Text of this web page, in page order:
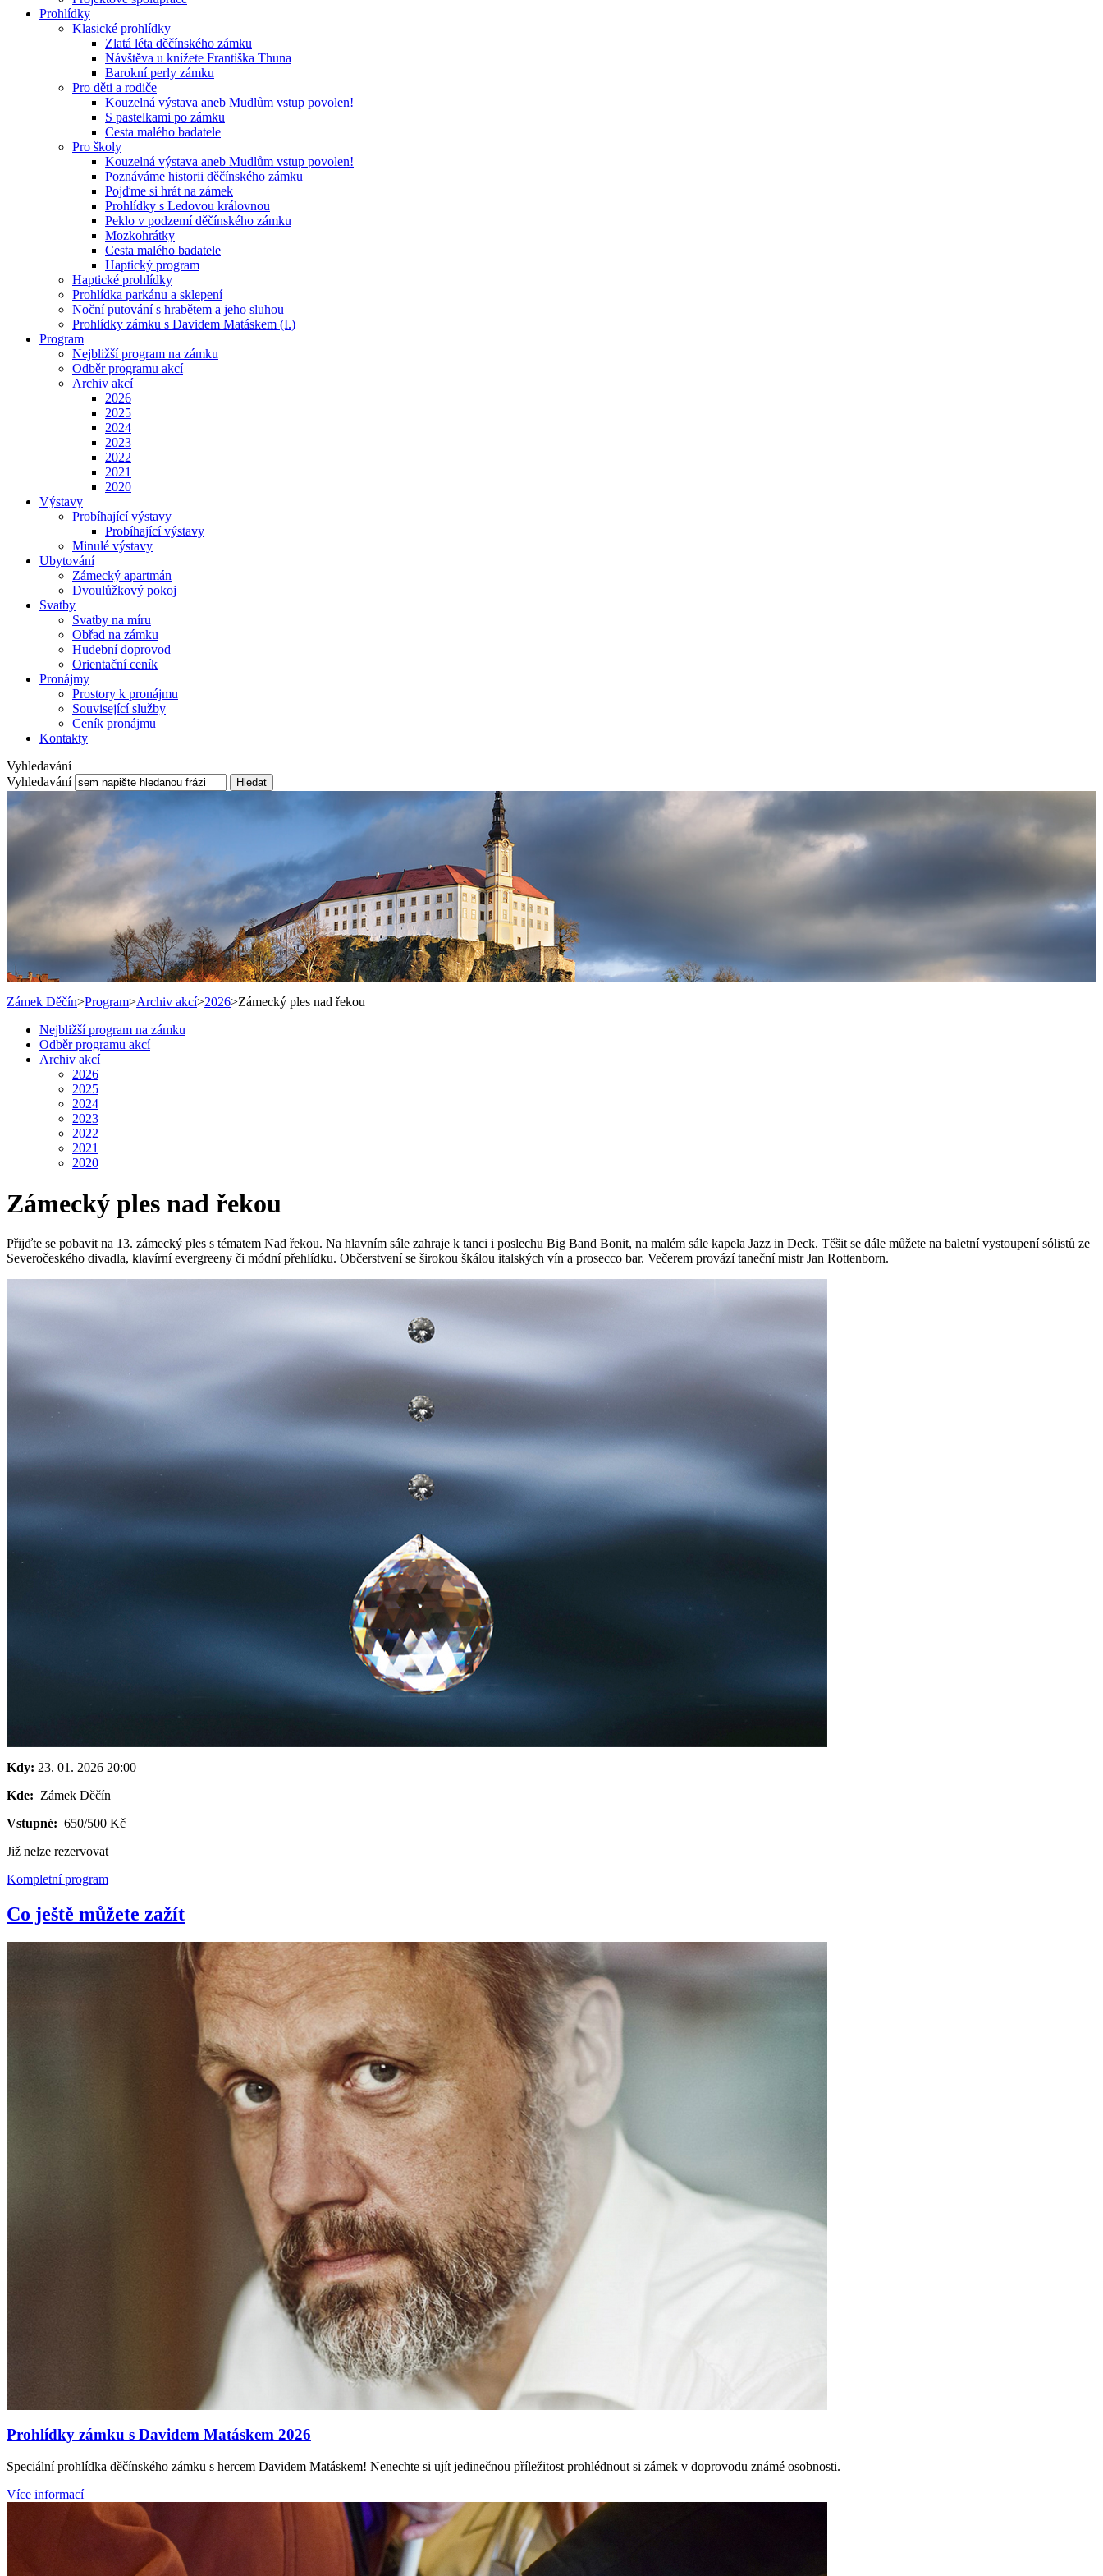
Prohlídky
Klasické prohlídky
Zlatá léta děčínského zámku
Návštěva u knížete Františka Thuna
Barokní perly zámku
Pro děti a rodiče
Kouzelná výstava aneb Mudlům vstup povolen!
S pastelkami po zámku
Cesta malého badatele
Pro školy
Kouzelná výstava aneb Mudlům vstup povolen!
Poznáváme historii děčínského zámku
Pojďme si hrát na zámek
Prohlídky s Ledovou královnou
Peklo v podzemí děčínského zámku
Mozkohrátky
Cesta malého badatele
Haptický program
Haptické prohlídky
Prohlídka parkánu a sklepení
Noční putování s hrabětem a jeho sluhou
Prohlídky zámku s Davidem Matáskem (I.)
Program
Nejbližší program na zámku
Odběr programu akcí
Archiv akcí
2026
2025
2024
2023
2022
2021
2020
Výstavy
Probíhající výstavy
Probíhající výstavy
Minulé výstavy
Ubytování
Zámecký apartmán
Dvoulůžkový pokoj
Svatby
Svatby na míru
Obřad na zámku
Hudební doprovod
Orientační ceník
Pronájmy
Prostory k pronájmu
Související služby
Ceník pronájmu
Kontakty
Vyhledavání
Vyhledavání
Hledat
Zámek Děčín>Program>Archiv akcí>2026>Zámecký ples nad řekou
Nejbližší program na zámku
Odběr programu akcí
Archiv akcí
2026
2025
2024
2023
2022
2021
2020
Zámecký ples nad řekou
Přijďte se pobavit na 13. zámecký ples s tématem Nad řekou. Na hlavním sále zahraje k tanci i poslechu Big Band Bonit, na malém sále kapela Jazz in Deck. Těšit se dále můžete na baletní vystoupení sólistů ze
Severočeského divadla, klavírní evergreeny či módní přehlídku. Občerstvení se širokou škálou italských vín a prosecco bar. Večerem provází taneční mistr Jan Rottenborn.
Kdy: 23. 01. 2026 20:00
Kde: Zámek Děčín
Vstupné: 650/500 Kč
Již nelze rezervovat
Kompletní program
Co ještě můžete zažít
Prohlídky zámku s Davidem Matáskem 2026
Speciální prohlídka děčínského zámku s hercem Davidem Matáskem! Nenechte si ujít jedinečnou příležitost prohlédnout si zámek v doprovodu známé osobnosti.
Více informací